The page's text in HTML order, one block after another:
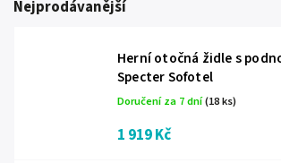
Nejprodávanější
Herní otočná židle s
Specter Sofotel
Doručení za 7 dní(18 ks)
1 919 Kč